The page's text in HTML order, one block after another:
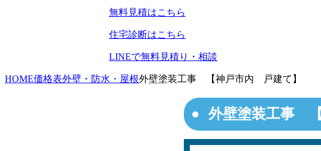
無料見積はこちら
住宅診断はこちら
LINEで無料見積り・相談
HOME価格表外壁・防水・屋根外壁塗装工事 【神戸市内 戸建て】
外壁塗装工事